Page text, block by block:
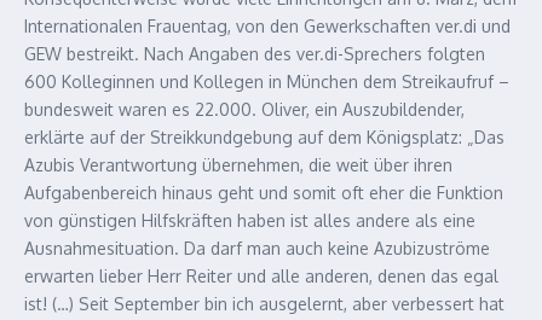
Internationalen Frauentag, von den Gewerkschaften ver.di und
GEW bestreikt. Nach Angaben des ver.di-Sprechers folgten
600 Kolleginnen und Kollegen in München dem Streikaufruf –
bundesweit waren es 22.000. Oliver, ein Auszubildender,
erklärte auf der Streikkundgebung auf dem Königsplatz: „Das
Azubis Verantwortung übernehmen, die weit über ihren
Aufgabenbereich hinaus geht und somit oft eher die Funktion
von günstigen Hilfskräften haben ist alles andere als eine
Ausnahmesituation. Da darf man auch keine Azubizuströme
erwarten lieber Herr Reiter und alle anderen, denen das egal
ist! (…) Seit September bin ich ausgelernt, aber verbessert hat